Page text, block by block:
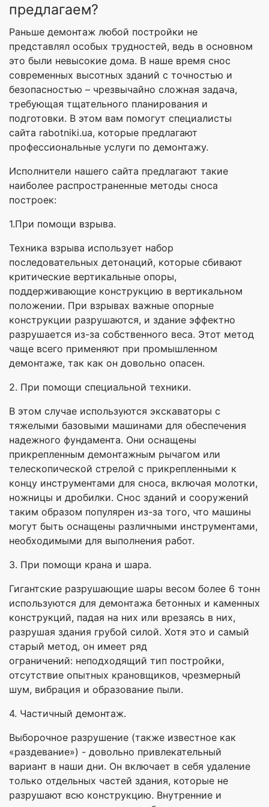
предлагаем?
Раньше демонтаж любой постройки не
представлял особых трудностей, ведь в основном
это были невысокие дома. В наше время снос
современных высотных зданий с точностью и
безопасностью – чрезвычайно сложная задача,
требующая тщательного планирования и
подготовки. В этом вам помогут специалисты
сайта rabotniki.ua, которые предлагают
профессиональные услуги по демонтажу.
Исполнители нашего сайта предлагают такие
наиболее распространенные методы сноса
построек:
1.При помощи взрыва.
Техника взрыва использует набор
последовательных детонаций, которые сбивают
критические вертикальные опоры,
поддерживающие конструкцию в вертикальном
положении. При взрывах важные опорные
конструкции разрушаются, и здание эффектно
разрушается из-за собственного веса. Этот метод
чаще всего применяют при промышленном
демонтаже, так как он довольно опасен.
2. При помощи специальной техники.
В этом случае используются экскаваторы с
тяжелыми базовыми машинами для обеспечения
надежного фундамента. Они оснащены
прикрепленным демонтажным рычагом или
телескопической стрелой с прикрепленными к
концу инструментами для сноса, включая молотки,
ножницы и дробилки. Снос зданий и сооружений
таким образом популярен из-за того, что машины
могут быть оснащены различными инструментами,
необходимыми для выполнения работ.
3. При помощи крана и шара.
Гигантские разрушающие шары весом более 6 тонн
используются для демонтажа бетонных и каменных
конструкций, падая на них или врезаясь в них,
разрушая здания грубой силой. Хотя это и самый
старый метод, он имеет ряд
ограничений: неподходящий тип постройки,
отсутствие опытных крановщиков, чрезмерный
шум, вибрация и образование пыли.
4. Частичный демонтаж.
Выборочное разрушение (также известное как
«раздевание») - довольно привлекательный
вариант в наши дни. Он включает в себя удаление
только отдельных частей здания, которые не
разрушают всю конструкцию. Внутренние и